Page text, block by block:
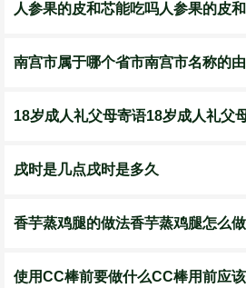
人参果的皮和芯能吃吗人参果的皮
南宫市属于哪个省市南宫市名称的
18岁成人礼父母寄语18岁成人礼父
戌时是几点戌时是多久
香芋蒸鸡腿的做法香芋蒸鸡腿怎么做
使用CC棒前要做什么CC棒用前应